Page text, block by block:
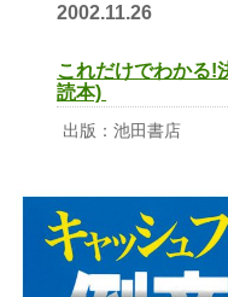
2002.11.26
これだけでわかる!
読本)
出版：池田書店